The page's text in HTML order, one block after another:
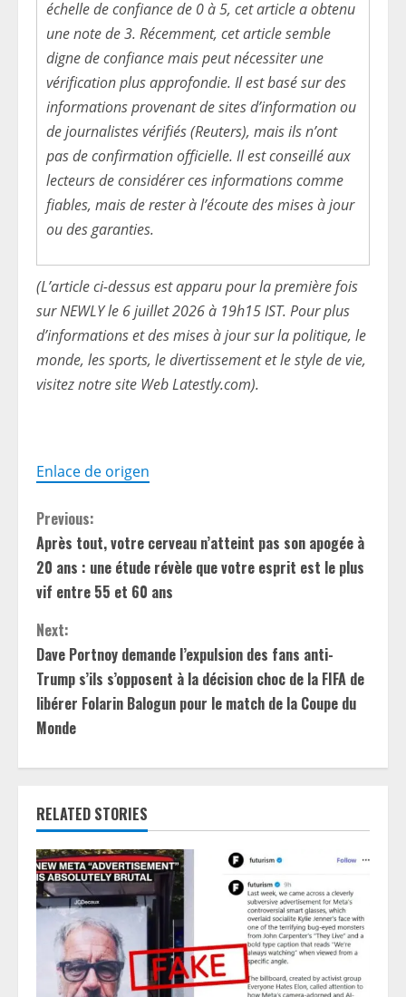
échelle de confiance de 0 à 5, cet article a obtenu
une note de 3. Récemment, cet article semble
digne de confiance mais peut nécessiter une
vérification plus approfondie. Il est basé sur des
informations provenant de sites d’information ou
de journalistes vérifiés (Reuters), mais ils n’ont
pas de confirmation officielle. Il est conseillé aux
lecteurs de considérer ces informations comme
fiables, mais de rester à l’écoute des mises à jour
ou des garanties.
(L’article ci-dessus est apparu pour la première fois
sur NEWLY le 6 juillet 2026 à 19h15 IST. Pour plus
d’informations et des mises à jour sur la politique, le
monde, les sports, le divertissement et le style de vie,
visitez notre site Web Latestly.com).
Enlace de origen
C
o
n
t
i
n
R
e
a
Previous:
Après tout, votre cerveau n’atteint pas son apogée à
20 ans : une étude révèle que votre esprit est le plus
vif entre 55 et 60 ans
Next:
Dave Portnoy demande l’expulsion des fans anti-
Trump s’ils s’opposent à la décision choc de la FIFA de
libérer Folarin Balogun pour le match de la Coupe du
Monde
RELATED STORIES